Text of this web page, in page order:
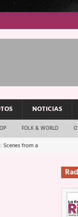
NOTICIAS
FOLK & WORLD
Scenes from a